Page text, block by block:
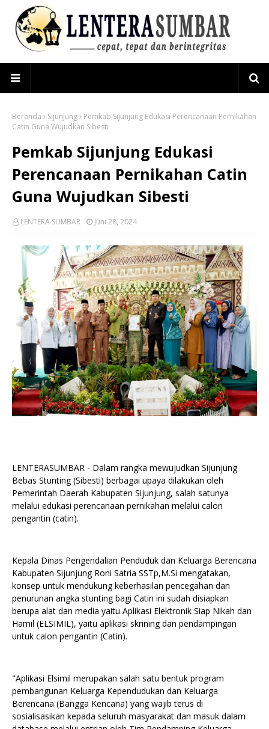
Beranda Sijunjung
Pemkab Sijunjung Edukasi Perencanaan Pernikahan
Catin Guna Wujudkan Sibesti
Pemkab Sijunjung Edukasi
Perencanaan Pernikahan Catin
Guna Wujudkan Sibesti
LENTERA SUMBAR Juni 28, 2024
LENTERASUMBAR - Dalam rangka mewujudkan Sijunjung
Bebas Stunting (Sibesti) berbagai upaya dilakukan oleh
Pemerintah Daerah Kabupaten Sijunjung, salah satunya
melalui edukasi perencanaan pernikahan melalui calon
pengantin (catin).
Kepala Dinas Pengendalian Penduduk dan Keluarga Berencana
Kabupaten Sijunjung Roni Satria SSTp,M.Si mengatakan,
konsep untuk mendukung keberhasilan pencegahan dan
penurunan angka stunting bagi Catin ini sudah disiapkan
berupa alat dan media yaitu Aplikasi Elektronik Siap Nikah dan
Hamil (ELSIMIL), yaitu aplikasi skrining dan pendampingan
untuk calon pengantin (Catin).
"Aplikasi Elsimil merupakan salah satu bentuk program
pembangunan Keluarga Kependudukan dan Keluarga
Berencana (Bangga Kencana) yang wajib terus di
sosialisasikan kepada seluruh masyarakat dan masuk dalam